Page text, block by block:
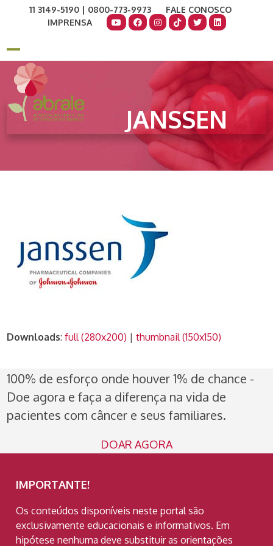
11 3149-5190 | 0800-773-9973
FALE CONOSCO
IMPRENSA
Open
mobile
menu
Close
mobile
menu
JANSSEN
Downloads:full (280x200) |thumbnail (150x150)
100% de esforço onde houver 1% de chance -
Doe agora e faça a diferença na vida de
pacientes com câncer e seus familiares.
DOAR AGORA
IMPORTANTE!
Os conteúdos disponíveis neste portal são
exclusivamente educacionais e informativos. Em
hipótese nenhuma deve substituir as orientações